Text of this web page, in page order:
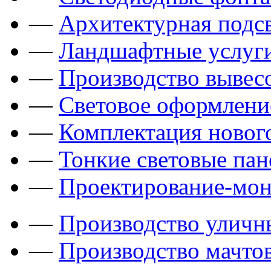
— Архитектурная
— Ландшафтные
— Производство
— Световое
— Комплектация
— Тонкие световые
— Проектирование-
— Производство
— Производство